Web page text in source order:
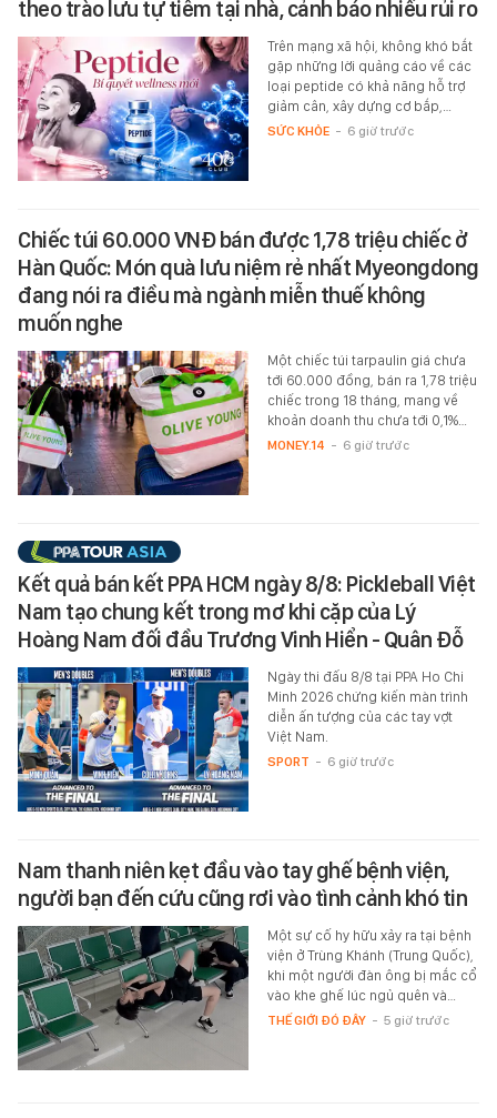
theo trào lưu tự tiêm tại nhà, cảnh báo nhiều rủi ro
Trên mạng xã hội, không khó bắt
gặp những lời quảng cáo về các
loại peptide có khả năng hỗ trợ
giảm cân, xây dựng cơ bắp,…
SỨC KHỎE - 6 giờ trước
Chiếc túi 60.000 VNĐ bán được 1,78 triệu chiếc ở
Hàn Quốc: Món quà lưu niệm rẻ nhất Myeongdong
đang nói ra điều mà ngành miễn thuế không
muốn nghe
Một chiếc túi tarpaulin giá chưa
tới 60.000 đồng, bán ra 1,78 triệu
chiếc trong 18 tháng, mang về
khoản doanh thu chưa tới 0,1%…
MONEY.14 - 6 giờ trước
Kết quả bán kết PPA HCM ngày 8/8: Pickleball Việt
Nam tạo chung kết trong mơ khi cặp của Lý
Hoàng Nam đối đầu Trương Vinh Hiển - Quân Đỗ
Ngày thi đấu 8/8 tại PPA Ho Chi
Minh 2026 chứng kiến màn trình
diễn ấn tượng của các tay vợt
Việt Nam.
SPORT - 6 giờ trước
Nam thanh niên kẹt đầu vào tay ghế bệnh viện,
người bạn đến cứu cũng rơi vào tình cảnh khó tin
Một sự cố hy hữu xảy ra tại bệnh
viện ở Trùng Khánh (Trung Quốc),
khi một người đàn ông bị mắc cổ
vào khe ghế lúc ngủ quên và…
THẾ GIỚI ĐÓ ĐÂY - 5 giờ trước